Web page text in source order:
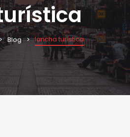
Blog lancha turística